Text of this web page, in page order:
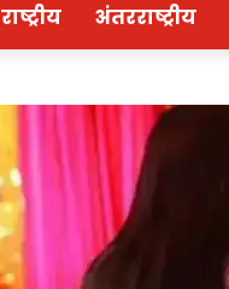
राष्ट्रीय अंतरराष्ट्रीय